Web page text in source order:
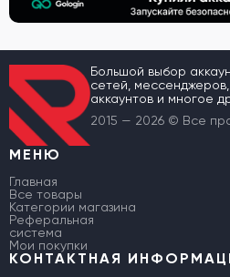
Большой выбор
сетей,
аккаунтов и многое
2015 — 2026 © Все
МЕНЮ
Главная
Все товары
Категории магазина
Реферальная
система
Мои покупки
КОНТАКТНАЯ